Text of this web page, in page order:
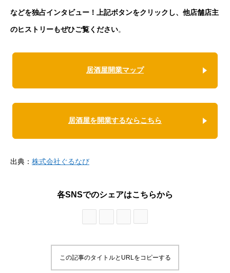
などを独占インタビュー！上記ボタンをクリックし、他店舗店主
のヒストリーもぜひご覧ください。
居酒屋開業マップ
居酒屋を開業するならこちら
出典： 株式会社ぐるなび
各SNSでのシェアはこちらから
この記事のタイトルとURLをコピーする